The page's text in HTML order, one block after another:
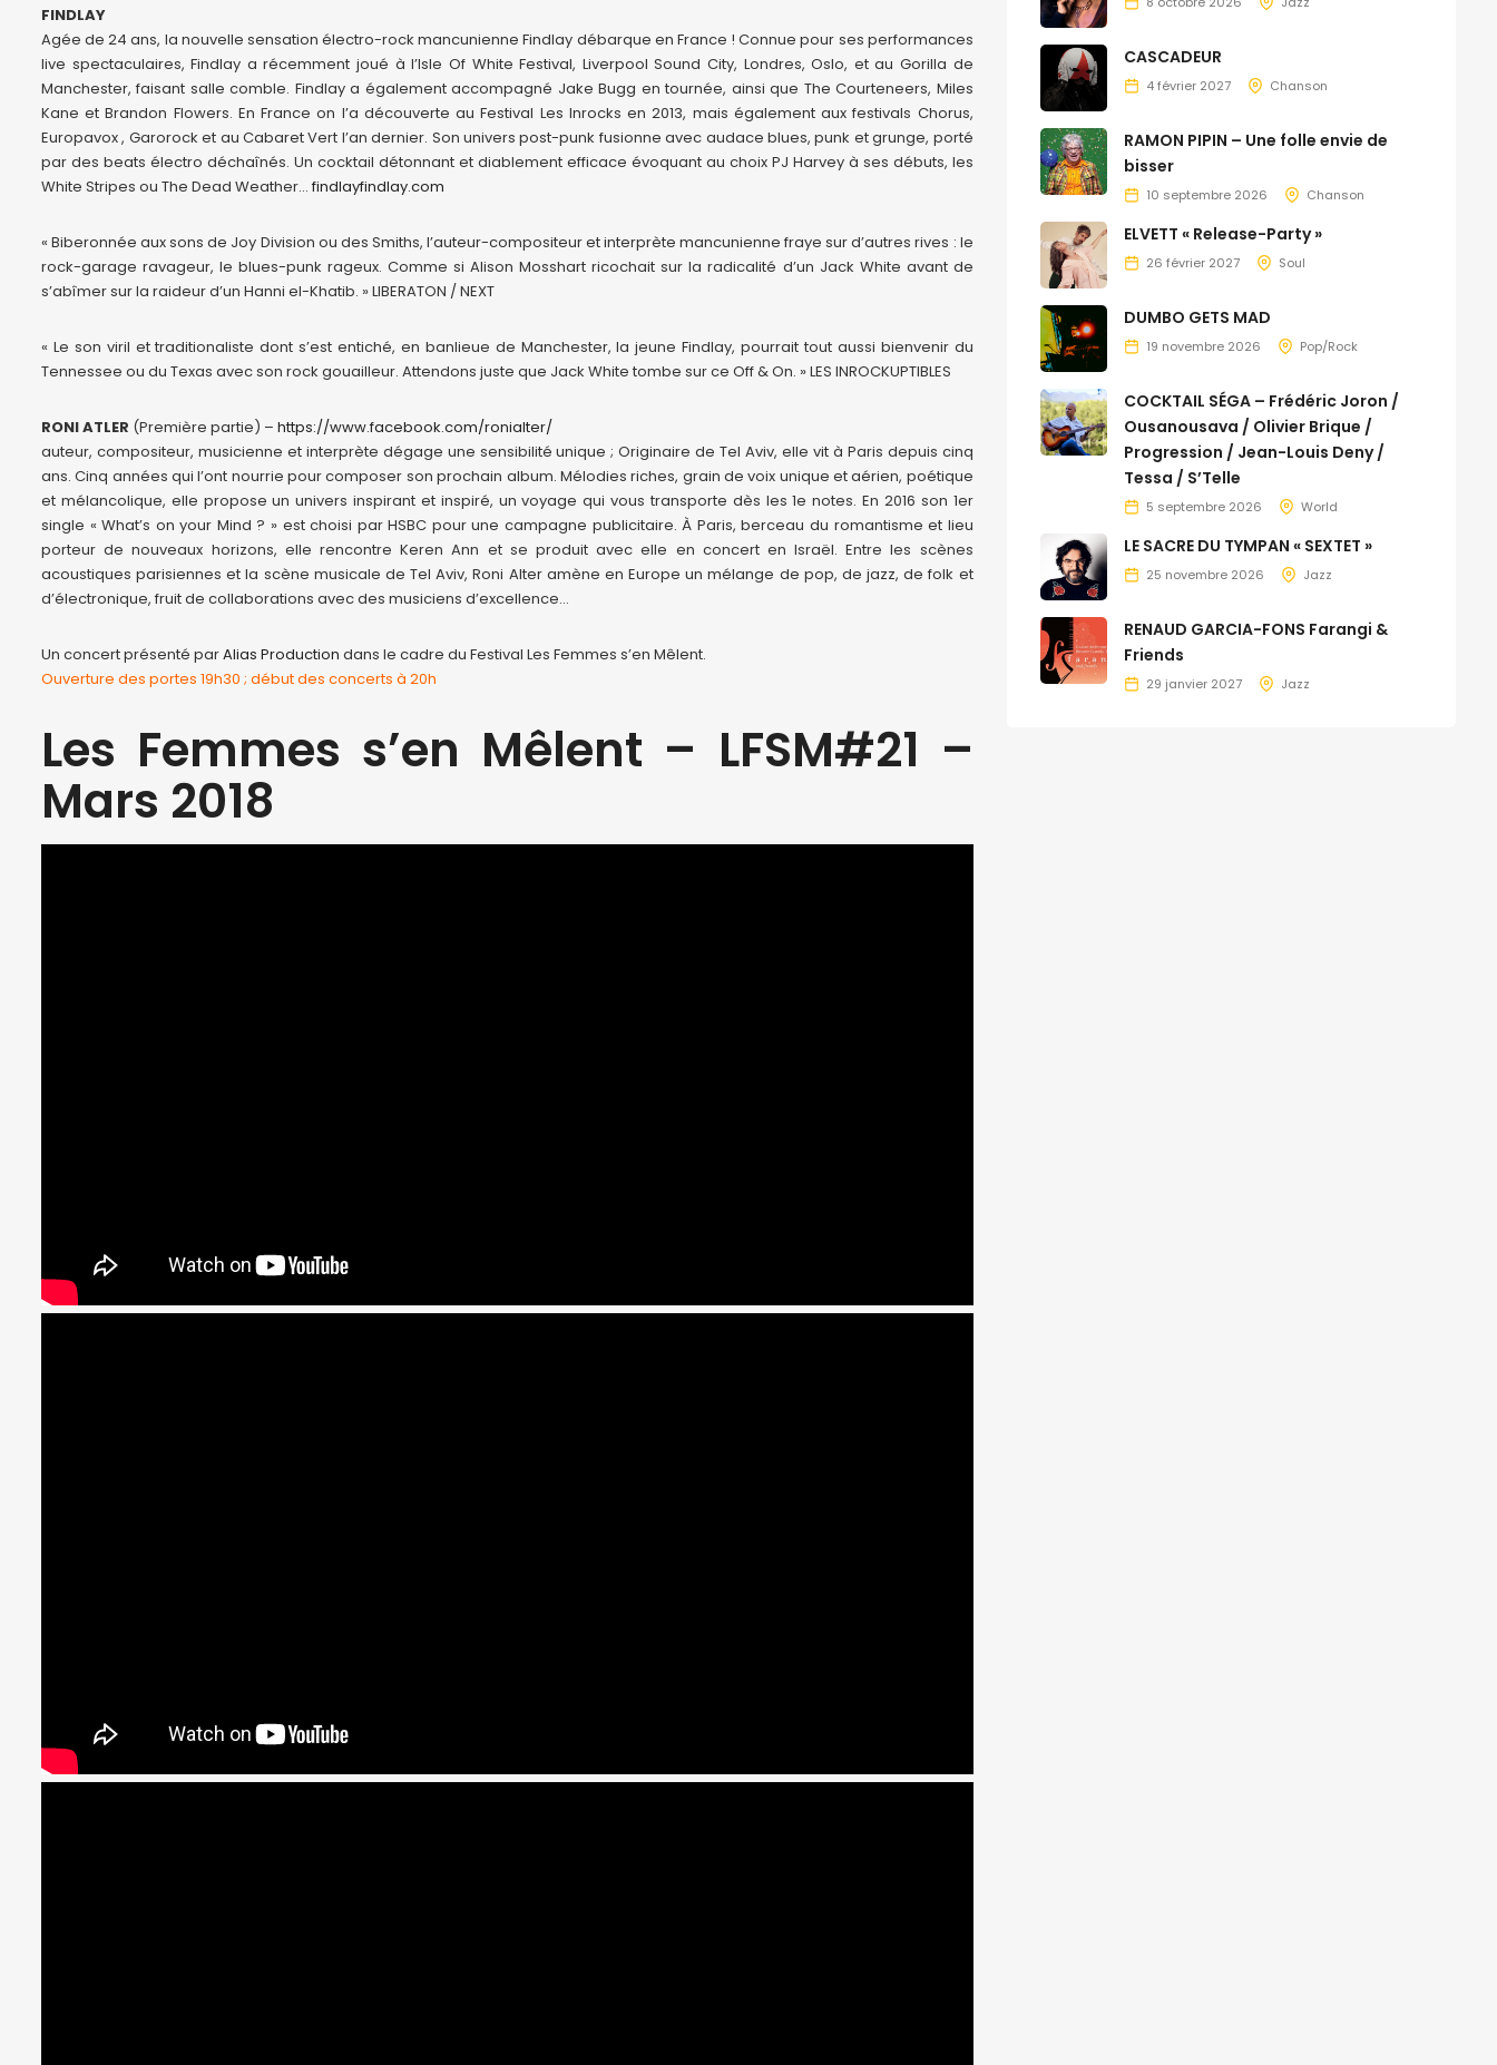
FINDLAY
Agée de 24 ans, la nouvelle sensation électro-rock mancunienne Findlay débarque en France ! Connue pour ses performances
live spectaculaires, Findlay a récemment joué à l’Isle Of White Festival, Liverpool Sound City, Londres, Oslo, et au Gorilla de
Manchester, faisant salle comble. Findlay a également accompagné Jake Bugg en tournée, ainsi que The Courteneers, Miles
Kane et Brandon Flowers. En France on l’a découverte au Festival Les Inrocks en 2013, mais également aux festivals Chorus,
Europavox , Garorock et au Cabaret Vert l’an dernier. Son univers post-punk fusionne avec audace blues, punk et grunge, porté
par des beats électro déchaînés. Un cocktail détonnant et diablement efficace évoquant au choix PJ Harvey à ses débuts, les
White Stripes ou The Dead Weather…findlayfindlay.com
« Biberonnée aux sons de Joy Division ou des Smiths, l’auteur-compositeur et interprète mancunienne fraye sur d’autres rives : le
rock-garage ravageur, le blues-punk rageux. Comme si Alison Mosshart ricochait sur la radicalité d’un Jack White avant de
s’abîmer sur la raideur d’un Hanni el-Khatib. » LIBERATON / NEXT
« Le son viril et traditionaliste dont s’est entiché, en banlieue de Manchester, la jeune Findlay, pourrait tout aussi bienvenir du
Tennessee ou du Texas avec son rock gouailleur. Attendons juste que Jack White tombe sur ce Off & On. » LES INROCKUPTIBLES
RONI ATLER (Première partie) – https://www.facebook.com/ronialter/
auteur, compositeur, musicienne et interprète dégage une sensibilité unique ; Originaire de Tel Aviv, elle vit à Paris depuis cinq
ans. Cinq années qui l’ont nourrie pour composer son prochain album. Mélodies riches, grain de voix unique et aérien, poétique
et mélancolique, elle propose un univers inspirant et inspiré, un voyage qui vous transporte dès les 1e notes. En 2016 son 1er
single « What’s on your Mind ? » est choisi par HSBC pour une campagne publicitaire. À Paris, berceau du romantisme et lieu
porteur de nouveaux horizons, elle rencontre Keren Ann et se produit avec elle en concert en Israël. Entre les scènes
acoustiques parisiennes et la scène musicale de Tel Aviv, Roni Alter amène en Europe un mélange de pop, de jazz, de folk et
d’électronique, fruit de collaborations avec des musiciens d’excellence…
Un concert présenté parAlias Production dans le cadre du Festival Les Femmes s’en Mêlent.
Ouverture des portes 19h30 ; début des concerts à 20h
Les Femmes s’en Mêlent – LFSM#21 –
Mars 2018
CASCADEUR
4 février 2027 Chanson
RAMON PIPIN – Une folle envie de
bisser
10 septembre 2026 Chanson
ELVETT « Release-Party »
26 février 2027 Soul
DUMBO GETS MAD
19 novembre 2026 Pop/Rock
COCKTAIL SÉGA – Frédéric Joron /
Ousanousava / Olivier Brique /
Progression / Jean-Louis Deny /
Tessa / S’Telle
5 septembre 2026 World
LE SACRE DU TYMPAN « SEXTET »
25 novembre 2026 Jazz
RENAUD GARCIA-FONS Farangi &
Friends
29 janvier 2027 Jazz